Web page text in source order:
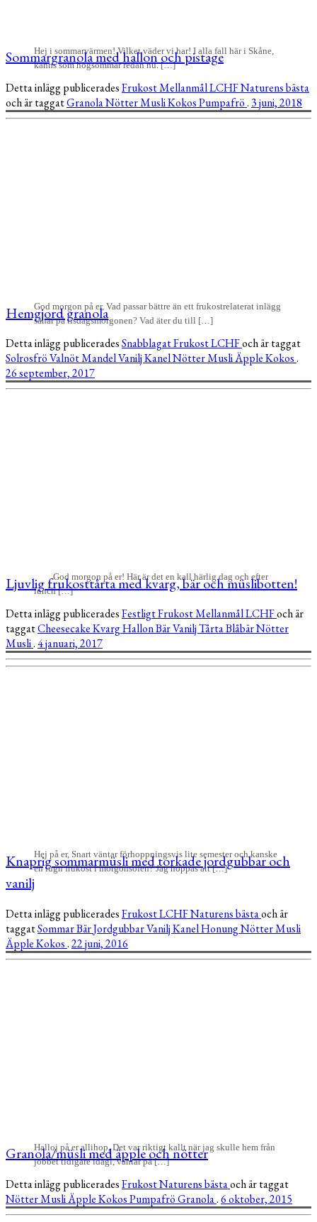
Hej i sommarvärmen! Vilket väder vi har! I alla fall här i Skåne,
känns som högsommar redan nu. […]
Sommargranola med hallon och pistage
Detta inlägg publiceradesFrukostMellanmålLCHFNaturens bästa
och är taggatGranolaNötterMusliKokosPumpafrö. 3 juni, 2018
God morgon på er, Vad passar bättre än ett frukostrelaterat inlägg
såhär på tisdagsmorgonen? Vad äter du till […]
Hemgjord granola
Detta inlägg publiceradesSnabblagatFrukostLCHFoch är taggat
SolrosfröValnötMandelVaniljKanelNötterMusliÄppleKokos.
26 september, 2017
God morgon på er! Här är det en kall härlig dag och efter
lunch […]
Ljuvlig frukosttårta med kvarg, bär och müslibotten!
Detta inlägg publiceradesFestligtFrukostMellanmålLCHFoch är
taggatCheesecakeKvargHallonBärVaniljTårtaBlåbärNötter
Musli.4 januari, 2017
Hej på er, Snart väntar förhoppningsvis lite semester och kanske
en lugn frukost i morgonsolen? Jag hoppas att […]
Knaprig sommarmüsli med torkade jordgubbar och
vanilj
Detta inlägg publiceradesFrukostLCHFNaturens bästaoch är
taggatSommarBärJordgubbarVaniljKanelHonungNötterMusli
ÄppleKokos.22 juni, 2016
Halloj på er allihop, Det var riktigt kallt när jag skulle hem från
jobbet tidigare idagl, vantar på […]
Granola/müsli med äpple och nötter
Detta inlägg publiceradesFrukostNaturens bästaoch är taggat
NötterMusliÄppleKokosPumpafröGranola.6 oktober, 2015